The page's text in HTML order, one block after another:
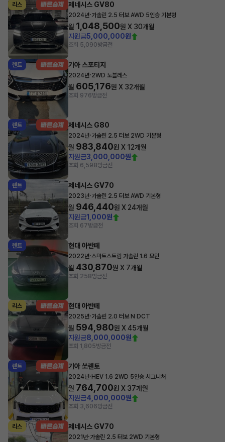
리스 제네시스 GV80
2024년·가솔린 2.5 터보 AWD 5인승 기본형
월 1,048,500원 X 30개월
지원금5,000,000원
조회 5,090방금전
렌트 기아 스포티지
2024년·2WD 노블레스
월 605,176원 X 32개월
조회 976방금전
렌트 제네시스 G80
2024년·가솔린 2.5 터보 2WD 기본형
월 983,840원 X 12개월
지원금3,000,000원
조회 6,598방금전
렌트 제네시스 GV70
2023년·가솔린 2.5 터보 AWD 기본형
월 946,440원 X 24개월
지원금1,000원
조회 67방금전
렌트 현대 아반떼
2022년·스마트스트림 가솔린 1.6 모던
월 430,870원 X 7개월
조회 258방금전
리스 현대 아반떼
2025년·가솔린 2.0 터보 N DCT
월 594,980원 X45개월
지원금8,000,000원
조회 1,805방금전
렌트 기아 쏘렌토
2024년· HEV 1.6 2WD 5인승 시그니처
월 764,700원 X 37개월
지원금4,000,000원
조회 3,606방금전
리스 제네시스 GV70
2021년·가솔린 2.5 터보 2WD 기본형